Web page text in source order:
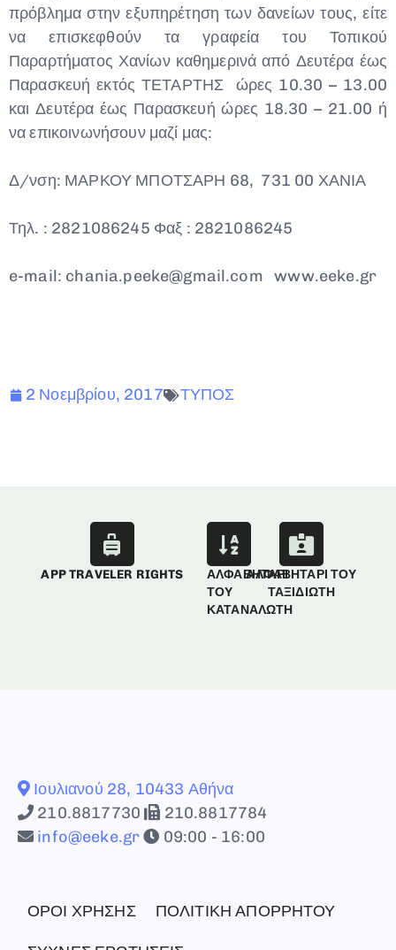
πρόβλημα στην εξυπηρέτηση των δανείων τους, είτε
να επισκεφθούν τα γραφεία του Τοπικού
Παραρτήματος Χανίων καθημερινά από Δευτέρα έως
Παρασκευή εκτός ΤΕΤΑΡΤΗΣ ώρες 10.30 – 13.00
και Δευτέρα έως Παρασκευή ώρες 18.30 – 21.00 ή
να επικοινωνήσουν μαζί μας:
Δ/νση: ΜΑΡΚΟΥ ΜΠΟΤΣΑΡΗ 68, 731 00 ΧΑΝΙΑ
Τηλ. : 2821086245 Φαξ : 2821086245
e-mail: chania.peeke@gmail.com www.eeke.gr
2 Νοεμβρίου, 2017 ΤΥΠΟΣ
APP TRAVELER RIGHTS
ΑΛΦΑΒΗΤΑΡΙ
ΤΟΥ
ΚΑΤΑΝΑΛΩΤΗ
ΑΛΦΑΒΗΤΑΡΙ ΤΟΥ
ΤΑΞΙΔΙΩΤΗ
Ιουλιανού 28, 10433 Αθήνα
210.8817730
210.8817784
info@eeke.gr
09:00 - 16:00
ΟΡΟΙ ΧΡΗΣΗΣ ΠΟΛΙΤΙΚΗ ΑΠΟΡΡΗΤΟΥ